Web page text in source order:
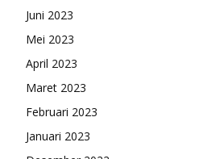
Juni 2023
Mei 2023
April 2023
Maret 2023
Februari 2023
Januari 2023